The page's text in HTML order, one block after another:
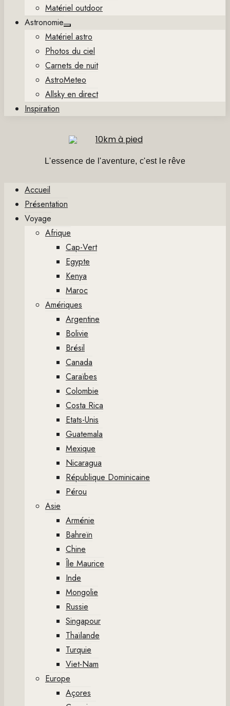
Matériel outdoor
Astronomie
Show
sub
menu
Matériel astro
Photos du ciel
Carnets de nuit
AstroMeteo
Allsky en direct
Inspiration
L'essence de l'aventure, c'est le rêve
Accueil
Présentation
Voyage
Afrique
Cap-Vert
Egypte
Kenya
Maroc
Amériques
Argentine
Bolivie
Brésil
Canada
Caraïbes
Colombie
Costa Rica
Etats-Unis
Guatemala
Mexique
Nicaragua
République Dominicaine
Pérou
Asie
Arménie
Bahreïn
Chine
Île Maurice
Inde
Mongolie
Russie
Singapour
Thaïlande
Turquie
Viet-Nam
Europe
Açores